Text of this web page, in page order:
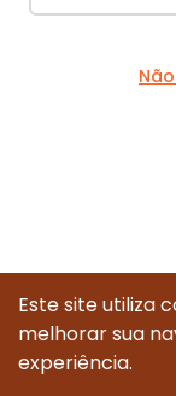
©
Este site utiliza
melhorar sua
experiência.